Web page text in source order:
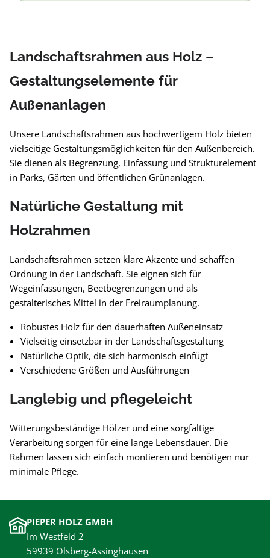
Landschaftsrahmen aus Holz –
Gestaltungselemente für
Außenanlagen
Unsere Landschaftsrahmen aus hochwertigem Holz bieten
vielseitige Gestaltungsmöglichkeiten für den Außenbereich.
Sie dienen als Begrenzung, Einfassung und Strukturelement
in Parks, Gärten und öffentlichen Grünanlagen.
Natürliche Gestaltung mit
Holzrahmen
Landschaftsrahmen setzen klare Akzente und schaffen
Ordnung in der Landschaft. Sie eignen sich für
Wegeinfassungen, Beetbegrenzungen und als
gestalterisches Mittel in der Freiraumplanung.
Robustes Holz für den dauerhaften Außeneinsatz
Vielseitig einsetzbar in der Landschaftsgestaltung
Natürliche Optik, die sich harmonisch einfügt
Verschiedene Größen und Ausführungen
Langlebig und pflegeleicht
Witterungsbeständige Hölzer und eine sorgfältige
Verarbeitung sorgen für eine lange Lebensdauer. Die
Rahmen lassen sich einfach montieren und benötigen nur
minimale Pflege.
PIEPER HOLZ GMBH
Im Westfeld 2
59939 Olsberg-Assinghausen